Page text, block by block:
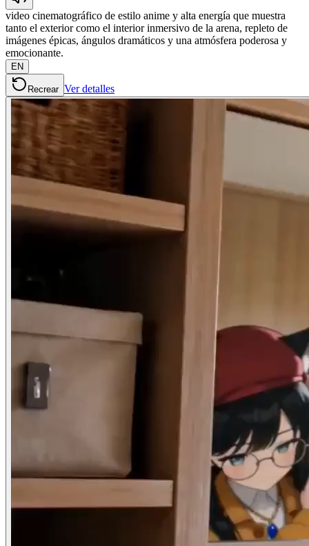
video cinematográfico de estilo anime y alta energía que muestra
tanto el exterior como el interior inmersivo de la arena, repleto de
imágenes épicas, ángulos dramáticos y una atmósfera poderosa y
emocionante.
EN
Recrear Ver detalles